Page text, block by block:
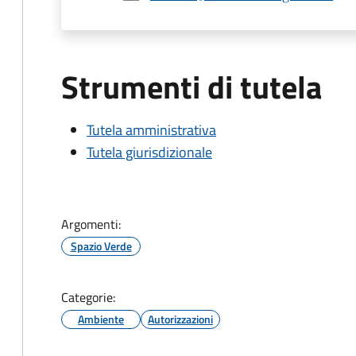
Strumenti di tutela
Tutela amministrativa
Tutela giurisdizionale
Argomenti:
Spazio Verde
Categorie:
Ambiente Autorizzazioni